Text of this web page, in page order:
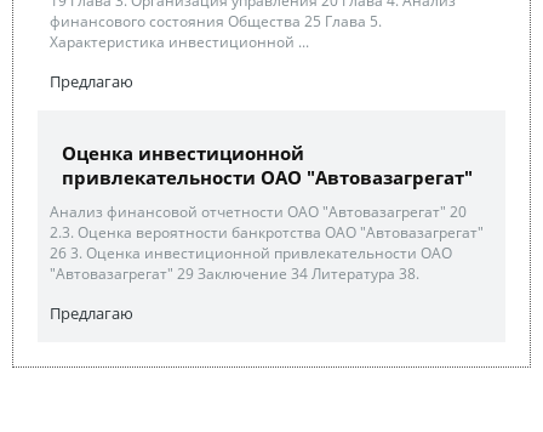
финансового состояния Общества 25 Глава 5.
Характеристика инвестиционной ...
Предлагаю
Оценка инвестиционной
привлекательности ОАО "Автовазагрегат"
Анализ финансовой отчетности ОАО "Автовазагрегат" 20
2.3. Оценка вероятности банкротства ОАО "Автовазагрегат"
26 3. Оценка инвестиционной привлекательности ОАО
"Автовазагрегат" 29 Заключение 34 Литература 38.
Предлагаю